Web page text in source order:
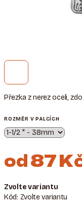
Přezka z nerez oceli,
ROZMĚR V PALCÍCH
od87
cena:
Zvolte variantu
Kód: Zvolte variantu